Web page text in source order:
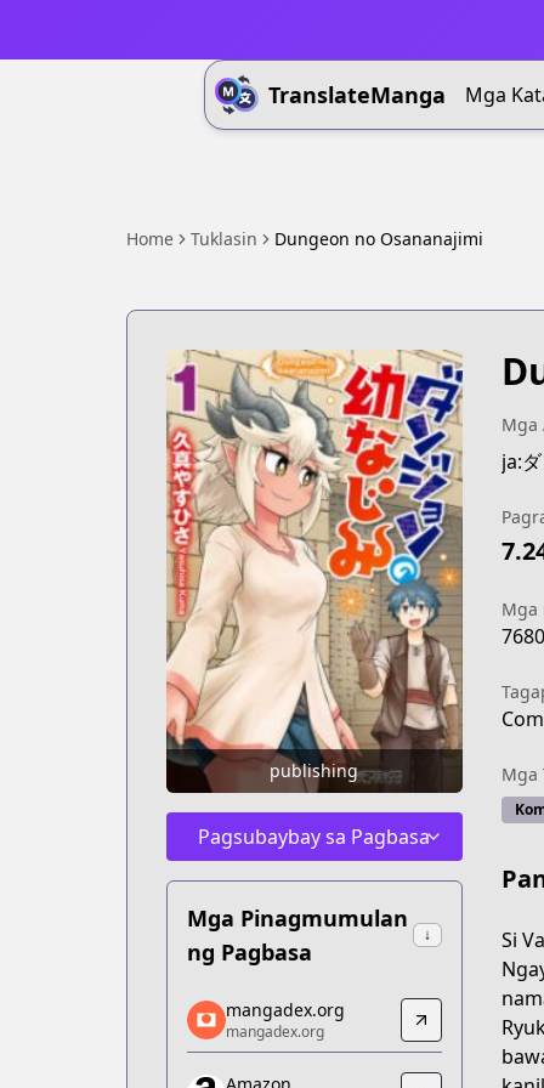
TranslateManga Mga
Home Tuklasin Dungeon no Osananajimi
publishing
Pagsubaybay sa Pagbasa
Mga Pinagmumulan
ng Pagbasa
↓
mangadex.org
mangadex.org
https://mangadex.org/title/8572da1b-
mangadex.org
mangadex.org
Mga
ja:
Mga
7680
Mga
Si